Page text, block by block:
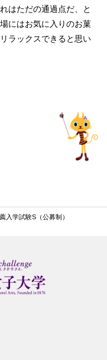
はただの通過点だ、と
にはお気に入りのお菓
ラックスできると思い
学試験S（公募制）